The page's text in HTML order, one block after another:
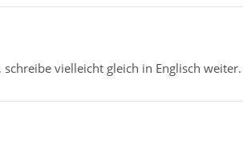
vielleicht gleich in Englisch weiter.